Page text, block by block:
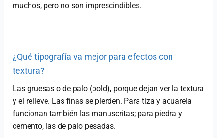
muchos, pero no son imprescindibles.
¿Qué tipografía va mejor para efectos con
textura?
Las gruesas o de palo (bold), porque dejan ver la textura
y el relieve. Las finas se pierden. Para tiza y acuarela
funcionan también las manuscritas; para piedra y
cemento, las de palo pesadas.